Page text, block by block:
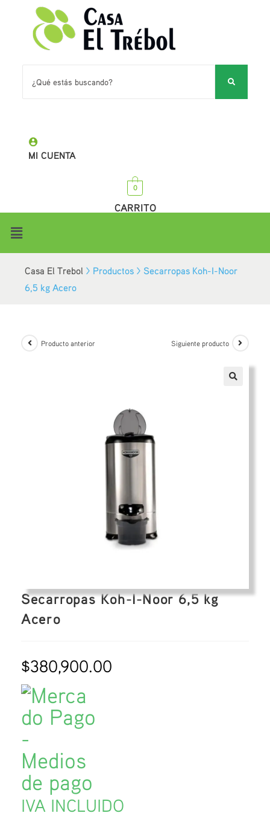
MI CUENTA
0
CARRITO
Casa El Trebol > Productos > Secarropas Koh-I-Noor
6,5 kg Acero
Producto anterior Siguiente producto
Secarropas Koh-I-Noor 6,5 kg
Acero
$380,900.00
IVA INCLUIDO